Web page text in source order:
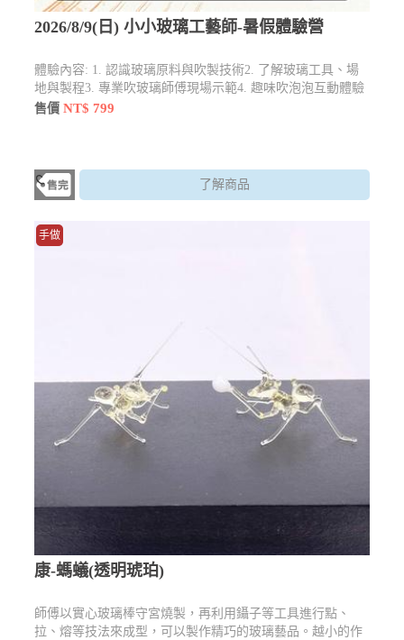
2026/8/9(日) 小小玻璃工藝師-暑假體驗營
體驗內容: 1. 認識玻璃原料與吹製技術2. 了解玻璃工具、場
地與製程3. 專業吹玻璃師傅現場示範4. 趣味吹泡泡互動體驗
5. 小小玻璃工藝師證書頒發、活動大合照紀念**小班制教
售價NT$ 799
了解商品
手做
康-螞蟻(透明琥珀)
師傅以實心玻璃棒守宮燒製，再利用鑷子等工具進行點、
拉、熔等技法來成型，可以製作精巧的玻璃藝品。越小的作